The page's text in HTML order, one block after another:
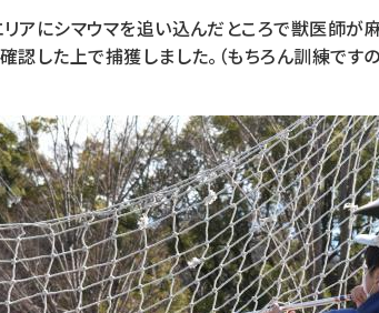
にシマウマを追い込んだところで獣医師が麻
認した上で捕獲しました。（もちろん訓練で